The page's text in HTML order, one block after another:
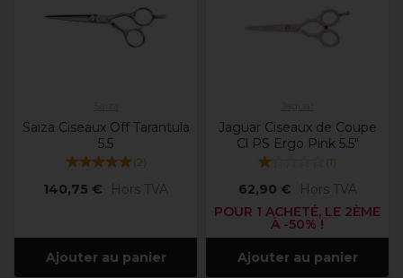
Saiza Ciseaux Off Tarantula
5.5
(2)
140,75 € Hors TVA
Ajouter au panier
Jaguar Ciseaux de Coupe
Cl PS Ergo Pink 5.5"
(1)
62,90 €
Hors TVA
POUR 1 ACHETÉ, LE 2ÈME
À -50% !
Ajouter au panier